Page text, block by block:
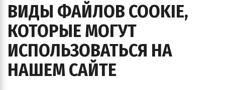
ВИДЫ ФАЙЛОВ COOKIE,
КОТОРЫЕ МОГУТ
ИСПОЛЬЗОВАТЬСЯ НА
НАШЕМ САЙТЕ